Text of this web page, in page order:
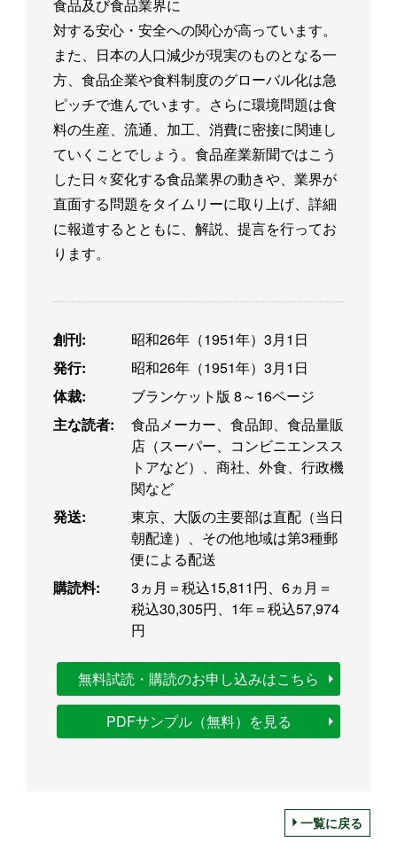
食品及び食品業界に
対する安心・安全への関心が高っています。
また、日本の人口減少が現実のものとなる一
方、食品企業や食料制度のグローバル化は急
ピッチで進んでいます。さらに環境問題は食
料の生産、流通、加工、消費に密接に関連し
ていくことでしょう。食品産業新聞ではこう
した日々変化する食品業界の動きや、業界が
直面する問題をタイムリーに取り上げ、詳細
に報道するとともに、解説、提言を行ってお
ります。
創刊:
昭和26年（1951年）3月1日
発行:
昭和26年（1951年）3月1日
体裁:
ブランケット版 8～16ページ
主な読者:
食品メーカー、食品卸、食品量販
店（スーパー、コンビニエンスス
トアなど）、商社、外食、行政機
関など
発送:
東京、大阪の主要部は直配（当日
朝配達）、その他地域は第3種郵
便による配送
購読料:
3ヵ月＝税込15,811円、6ヵ月＝
税込30,305円、1年＝税込57,974
円
無料試読・購読のお申し込みはこちら
PDFサンプル（無料）を見る
一覧に戻る